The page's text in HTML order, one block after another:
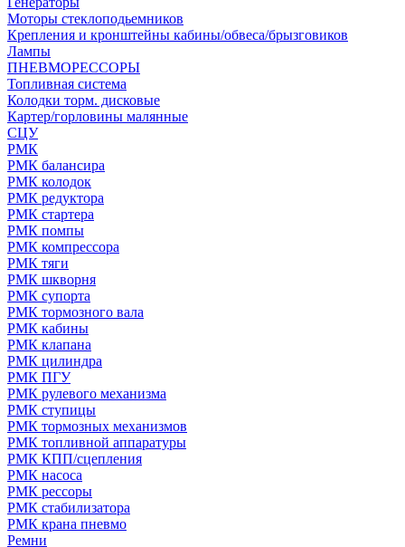
Моторы стеклоподьемников
Крепления и кронштейны кабины/обвеса/брызговиков
Лампы
ПНЕВМОРЕССОРЫ
Топливная система
Колодки торм. дисковые
Картер/горловины малянные
СЦУ
РМК
РМК балансира
РМК колодок
РМК редуктора
РМК стартера
РМК помпы
РМК компрессора
РМК тяги
РМК шкворня
РМК супорта
РМК тормозного вала
РМК кабины
РМК клапана
РМК цилиндра
РМК ПГУ
РМК рулевого механизма
РМК ступицы
РМК тормозных механизмов
РМК топливной аппаратуры
РМК КПП/сцепления
РМК насоса
РМК рессоры
РМК стабилизатора
РМК крана пневмо
Ремни